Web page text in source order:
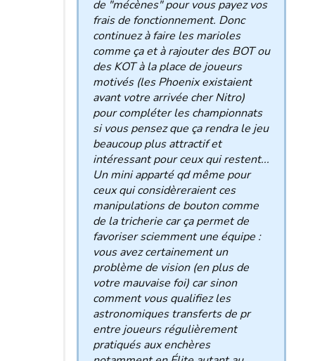
de "mécènes" pour vous payez vos
frais de fonctionnement. Donc
continuez à faire les marioles
comme ça et à rajouter des BOT ou
des KOT à la place de joueurs
motivés (les Phoenix existaient
avant votre arrivée cher Nitro)
pour compléter les championnats
si vous pensez que ça rendra le jeu
beaucoup plus attractif et
intéressant pour ceux qui restent...
Un mini apparté qd même pour
ceux qui considèreraient ces
manipulations de bouton comme
de la tricherie car ça permet de
favoriser sciemment une équipe :
vous avez certainement un
problème de vision (en plus de
votre mauvaise foi) car sinon
comment vous qualifiez les
astronomiques transferts de pr
entre joueurs régulièrement
pratiqués aux enchères